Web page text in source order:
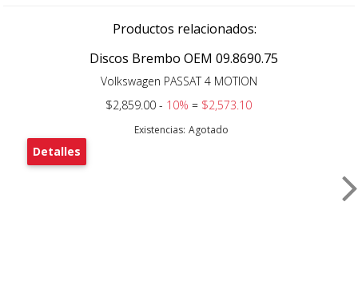
Productos relacionados:
Discos Brembo OEM 09.8690.75
Volkswagen PASSAT 4 MOTION
$2,859.00 - 10%= $2,573.10
Existencias: Agotado
Detalles